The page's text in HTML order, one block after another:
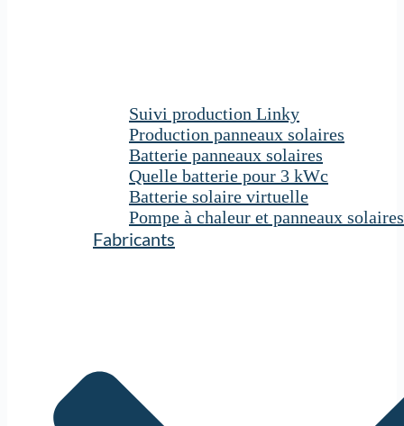
Suivi production Linky
Production panneaux solaires
Batterie panneaux solaires
Quelle batterie pour 3 kWc
Batterie solaire virtuelle
Pompe à chaleur et panneaux solaires
Fabricants